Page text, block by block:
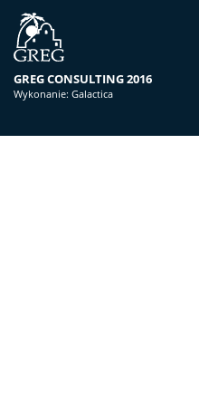
GREG CONSULTING 2016
Wykonanie: Galactica